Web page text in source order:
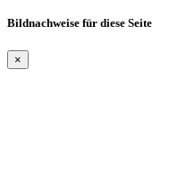
Bildnachweise für diese Seite
×